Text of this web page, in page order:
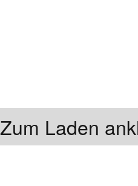
Zum Laden